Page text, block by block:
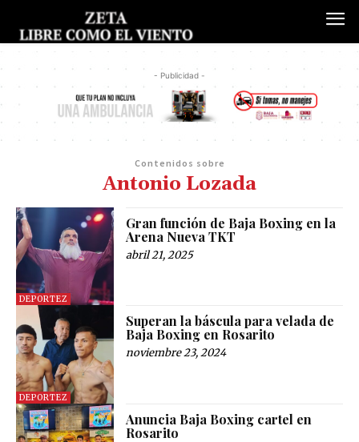
- Publicidad -
Contenidos sobre
Antonio Lozada
DEPORTEZ
Gran función de Baja Boxing en la
Arena Nueva TKT
abril 21, 2025
DEPORTEZ
Superan la báscula para velada de
Baja Boxing en Rosarito
noviembre 23, 2024
Anuncia Baja Boxing cartel en
Rosarito